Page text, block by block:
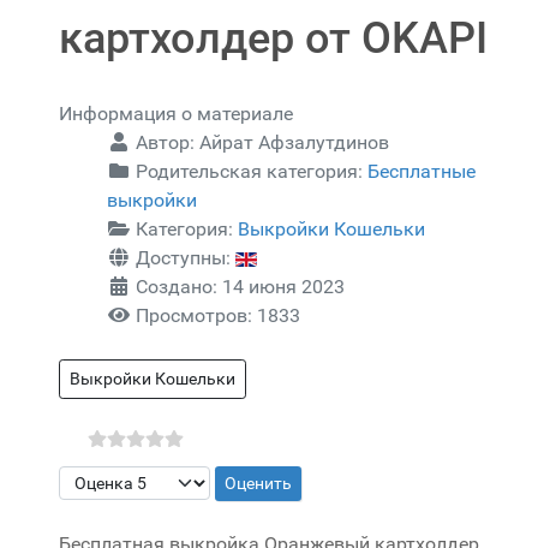
картхолдер от OKAPI
Информация о материале
Автор: Айрат Афзалутдинов
Родительская категория: Бесплатные
выкройки
Категория: Выкройки Кошельки
Доступны:
Создано: 14 июня 2023
Просмотров: 1833
Выкройки Кошельки
Пожалуйста, оцените